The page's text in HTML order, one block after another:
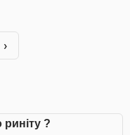
›
риніту ?